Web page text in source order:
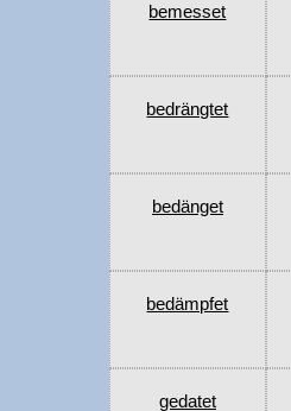
bemesset
bedrängtet
bedänget
bedämpfet
gedatet